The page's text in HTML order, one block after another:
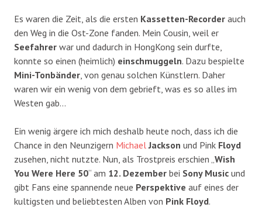
Es waren die Zeit, als die ersten Kassetten-Recorder auch
den Weg in die Ost-Zone fanden. Mein Cousin, weil er
Seefahrer war und dadurch in HongKong sein durfte,
konnte so einen (heimlich) einschmuggeln. Dazu bespielte
Mini-Tonbänder , von genau solchen Künstlern. Daher
waren wir ein wenig von dem gebrieft, was es so alles im
Westen gab…
Ein wenig ärgere ich mich deshalb heute noch, dass ich die
Chance in den Neunzigern Michael Jackson und Pink Floyd
zusehen, nicht nutzte. Nun, als Trostpreis erschien „ Wish
You Were Here 50“ am 12. Dezember bei Sony Music und
gibt Fans eine spannende neue Perspektive auf eines der
kultigsten und beliebtesten Alben von Pink Floyd.